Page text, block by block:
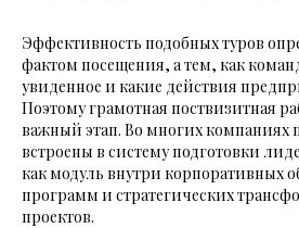
Эффективность подобных туров
фактом посещения, а тем, как
увиденное и какие действия
Поэтому грамотная поствизитная
важный этап. Во многих компаниях
встроены в систему подготовки
как модуль внутри корпоративных
программ и стратегических
проектов.